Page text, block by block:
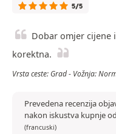
5/5
Dobar omjer cijene
korektna.
Vrsta ceste: Grad - Vožnja:
Prevedena recenzija
nakon iskustva kupnje
(francuski)